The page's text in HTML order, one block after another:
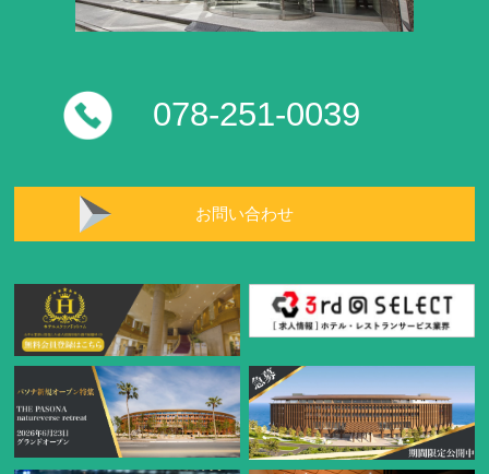
078-251-0039
お問い合わせ